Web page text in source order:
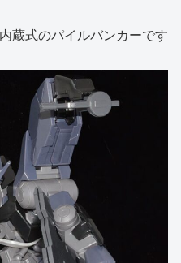
蔵式のパイルバンカーです